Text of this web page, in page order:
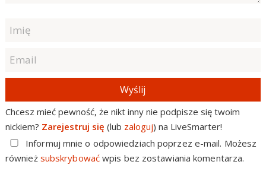
Wyślij
Chcesz mieć pewność, że nikt inny nie podpisze się twoim
nickiem? Zarejestruj się (lub zaloguj) na LiveSmarter!
Informuj mnie o odpowiedziach poprzez e-mail. Możesz
również subskrybowaćwpis bez zostawiania komentarza.